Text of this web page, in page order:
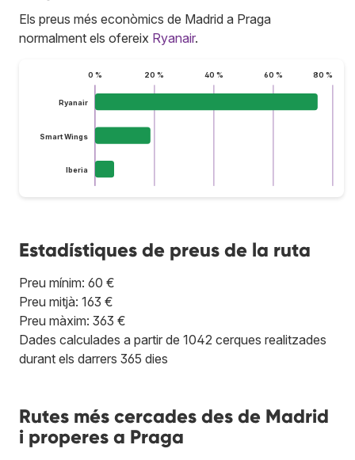
Els preus més econòmics de Madrid a Praga
normalment els ofereix Ryanair.
0 % 20 % 40 % 60 % 80 %
Ryanair
Smart Wings
Iberia
Estadístiques de preus de la ruta
Preu mínim: 60 €
Preu mitjà: 163 €
Preu màxim: 363 €
Dades calculades a partir de 1042 cerques realitzades
durant els darrers 365 dies
Rutes més cercades des de Madrid
i properes a Praga